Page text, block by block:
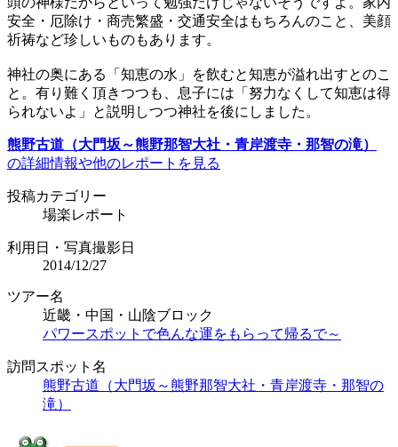
安全・厄除け・商売繁盛・交通安全はもちろんのこと、美顔
祈祷など珍しいものもあります。
神社の奥にある「知恵の水」を飲むと知恵が溢れ出すとのこ
と。有り難く頂きつつも、息子には「努力なくして知恵は得
られないよ」と説明しつつ神社を後にしました。
熊野古道（大門坂～熊野那智大社・青岸渡寺・那智の滝）
の詳細情報や他のレポートを見る
投稿カテゴリー
場楽レポート
利用日・写真撮影日
2014/12/27
ツアー名
近畿・中国・山陰ブロック
パワースポットで色んな運をもらって帰るで～
訪問スポット名
熊野古道（大門坂～熊野那智大社・青岸渡寺・那智の
滝）